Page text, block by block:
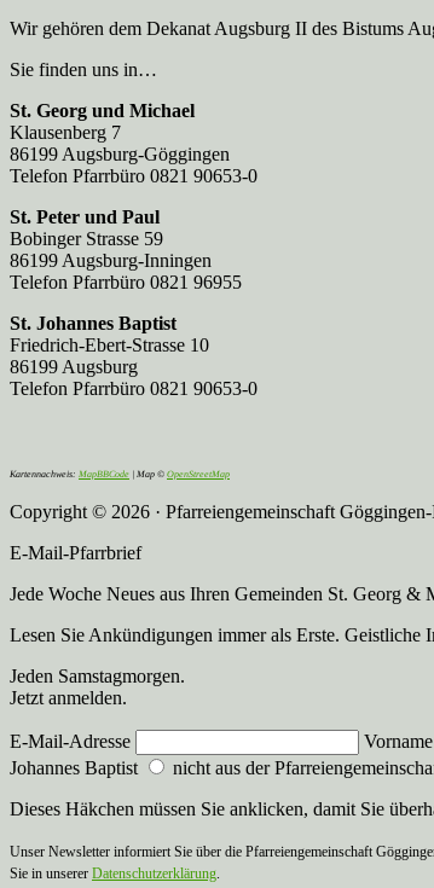
Wir gehören dem Dekanat Augsburg II des Bistums
Sie finden uns in…
St. Georg und Michael
Klausenberg 7
86199 Augsburg-Göggingen
Telefon Pfarrbüro 0821 90653-0
St. Peter und Paul
Bobinger Strasse 59
86199 Augsburg-Inningen
Telefon Pfarrbüro 0821 96955
St. Johannes Baptist
Friedrich-Ebert-Strasse 10
86199 Augsburg
Telefon Pfarrbüro 0821 90653-0
Kartennachweis: MapBBCode | Map © OpenStreetMap
Copyright © 2026 · Pfarreiengemeinschaft
E-Mail-Pfarrbrief
Jede Woche Neues aus Ihren Gemeinden St. Georg
Lesen Sie Ankündigungen immer als Erste. Geistliche
Jeden Samstagmorgen.
Jetzt anmelden.
E-Mail-Adresse Vorname
Johannes Baptist
nicht aus der
Dieses Häkchen müssen Sie anklicken, damit Sie
Unser Newsletter informiert Sie über die Pfarreiengemeinschaft
Sie in unserer Datenschutzerklärung.